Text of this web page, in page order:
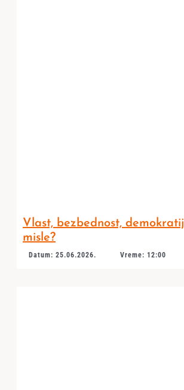
Vlast, bezbednost,
misle?
Datum: 25.06.2026. Vreme: 12:00